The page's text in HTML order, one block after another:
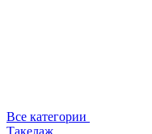
Все категории
Такелаж